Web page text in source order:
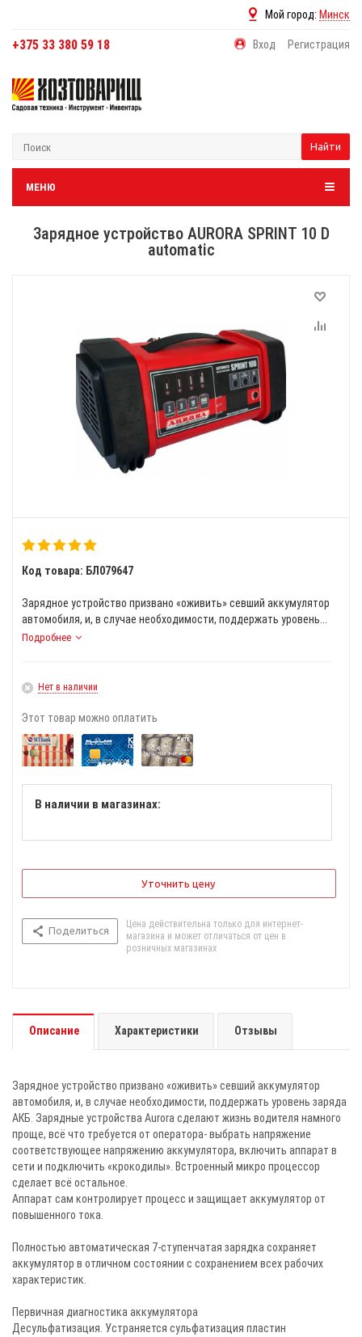
Мой город: Минск
+375 33 380 59 18 Вход Регистрация
Найти
МЕНЮ
Зарядное устройство AURORA SPRINT 10 D
automatic
Код товара: БЛ079647
Зарядное устройство призвано «оживить» севший аккумулятор
автомобиля, и, в случае необходимости, поддержать уровень...
Подробнее
Нет в наличии
Этот товар можно оплатить
В наличии в магазинах:
Уточнить цену
Поделиться
Цена действительна только для интернет-
магазина и может отличаться от цен в
розничных магазинах
Описание Характеристики Отзывы
Зарядное устройство призвано «оживить» севший аккумулятор
автомобиля, и, в случае необходимости, поддержать уровень заряда
АКБ. Зарядные устройства Aurora сделают жизнь водителя намного
проще, всё что требуется от оператора- выбрать напряжение
соответствующее напряжению аккумулятора, включить аппарат в
сети и подключить «крокодилы». Встроенный микро процессор
сделает всё остальное.
Аппарат сам контролирует процесс и защищает аккумулятор от
повышенного тока.
Полностью автоматическая 7-ступенчатая зарядка сохраняет
аккумулятор в отличном состоянии с сохранением всех рабочих
характеристик.
Первичная диагностика аккумулятора
Десульфатизация. Устраняется сульфатизация пластин